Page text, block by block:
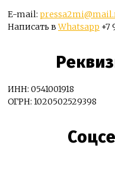
E-mail:
Написать вWhatsapp +7
ИНН: 0541001918
ОГРН: 1020502529398